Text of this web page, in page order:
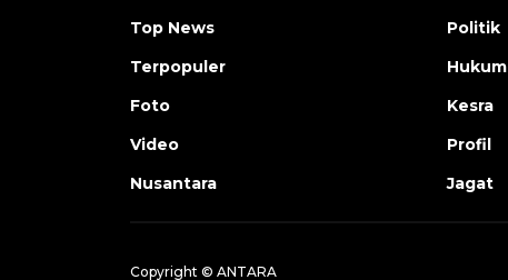
Top News
Terpopuler
Foto
Video
Nusantara
Politik
Hukum
Kesra
Profil
Jagat
Copyright © ANTARA